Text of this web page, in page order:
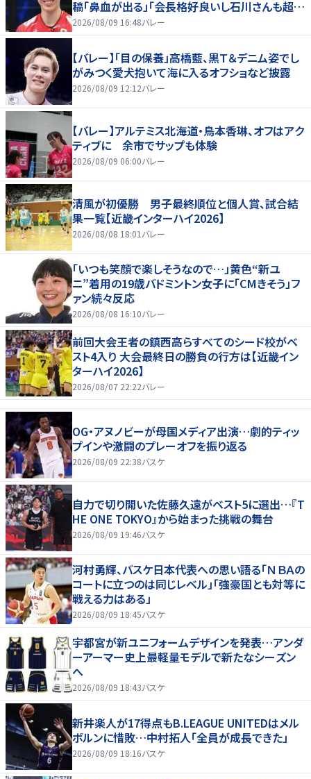
稿「鼻血が出る」「会長格好良いし石川さんも超格
好いい」
2026/08/09 16:48バレー
【バレー】「目の保養」高橋藍、黒Ｔ＆デニム姿でし
がみつく愛犬抱いて海に入るオフショなど披露
2026/08/09 12:12バレー
【バレー】アルテミス北海道・鳥本香琳、オフはアク
ティブに 余市でサップも体験
2026/08/09 06:00バレー
清風が初優勝 男子最終順位と個人賞、試合結
果一覧【近畿インターハイ2026】
2026/08/08 18:01 バレー
「いつも笑顔で楽しそうなので…」黄色“新ユ
ニ”着用の19歳バドミントン女子に「CMきそう」フ
ァン続々反応
2026/08/08 16:10バレー
前回大会王者の鎮西高らすべてのシード校がベ
スト4入り 大会最終日の勝負の行方は【近畿イン
ターハイ2026】
2026/08/07 22:22バレー
OG・アヌノビーが母国メディア出演…劇的ティッ
プインや激闘のプレーオフを振り返る
2026/08/09 22:38バスケ
自力で切り開いた佐藤久遠がベスト5に選出…『T
HE ONE TOKYO』から始まった挑戦の舞台
2026/08/09 19:46バスケ
河村勇輝、バスケ日本代表への思い語る「ＮＢＡの
コートに立つのは同じレベル」「強豪国とも対等に
戦える力はある」
2026/08/09 18:45バスケ
宇都宮が新ユニフォームデザインを発表…アンダ
ーアーマー史上最軽量モデルで新たなシーズン
へ
2026/08/09 18:43バスケ
新井楽人が17得点もB.LEAGUE UNITEDはメル
ボルンに惜敗…中村拓人「全員が成長できた」
2026/08/09 18:16バスケ